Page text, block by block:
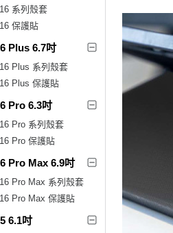
系列殼套
保護貼
Plus 6.7吋
Plus 系列殼套
Plus 保護貼
Pro 6.3吋
Pro 系列殼套
Pro 保護貼
Pro Max 6.9吋
Pro Max 系列殼套
Pro Max 保護貼
6.1吋